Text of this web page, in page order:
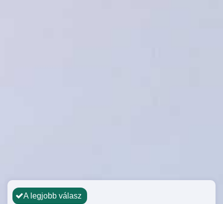
A legjobb válasz